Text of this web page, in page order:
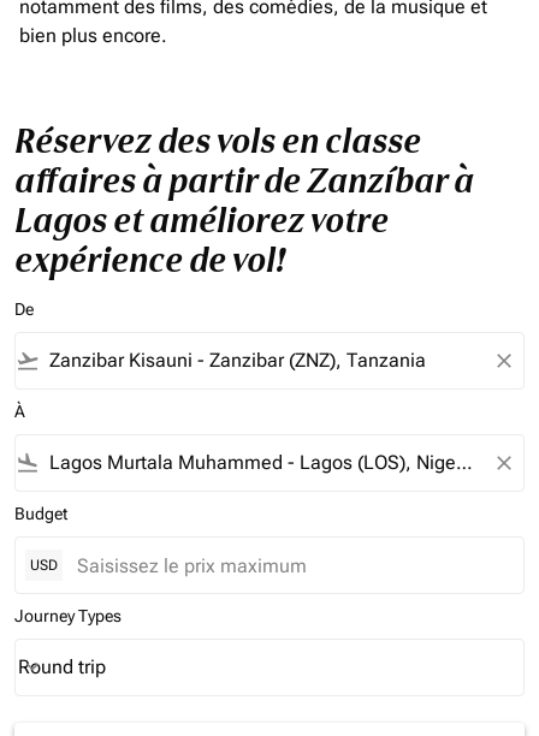
notamment des films, des comédies, de la musique et
bien plus encore.
Réservez des vols en classe
affaires à partir de Zanzíbar à
Lagos et améliorez votre
expérience de vol!
De
flight_takeoff close
À
flight_land close
Budget
USD
Journey Types
Journey Types option Round trip Selected
Round trip
keyboard_arrow_down